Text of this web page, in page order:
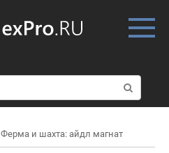
о
и
к
Ферма и шахта: айдл магнат